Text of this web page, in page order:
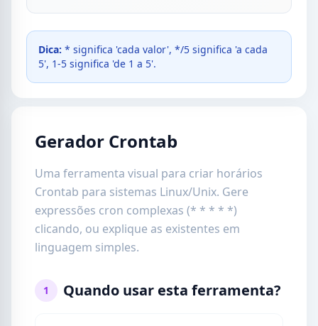
Dica: * significa 'cada valor', */5 significa 'a cada
5', 1-5 significa 'de 1 a 5'.
Gerador Crontab
Uma ferramenta visual para criar horários
Crontab para sistemas Linux/Unix. Gere
expressões cron complexas (* * * * *)
clicando, ou explique as existentes em
linguagem simples.
1 Quando usar esta ferramenta?